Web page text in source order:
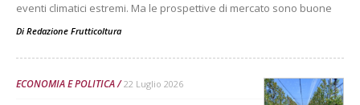
eventi climatici estremi. Ma le prospettive di mercato sono buone
Di Redazione Frutticoltura
ECONOMIA E POLITICA 22 Luglio 2026